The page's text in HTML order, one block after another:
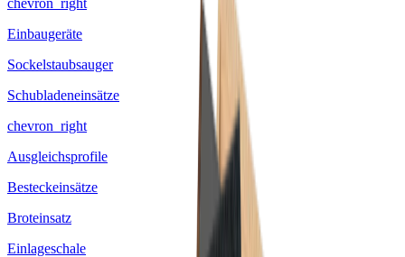
chevron_right
Einbaugeräte
Sockelstaubsauger
Schubladeneinsätze
chevron_right
Ausgleichsprofile
Besteckeinsätze
Broteinsatz
Einlageschale